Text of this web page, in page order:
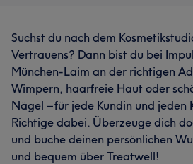
Suchst du nach dem
Vertrauens? Dann bist du bei
München-Laim an der richtigen
Wimpern, haarfreie Haut oder
Nägel – für jede Kundin und jeden
Richtige dabei. Überzeuge dich
und buche deinen persönlichen
und bequem über Treatwell!